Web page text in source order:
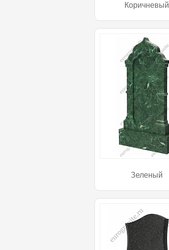
Коричневый
Зеленый